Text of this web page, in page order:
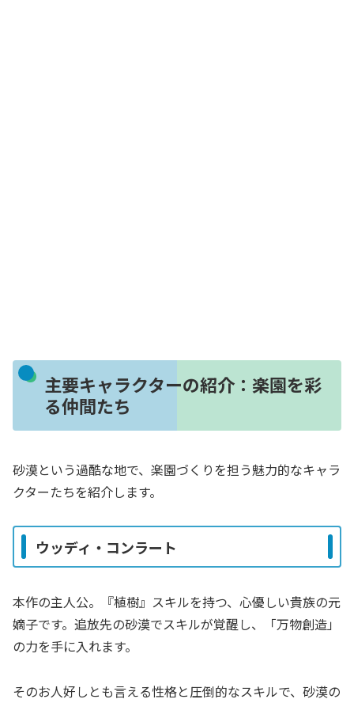
主要キャラクターの紹介：楽園を彩
る仲間たち
砂漠という過酷な地で、楽園づくりを担う魅力的なキャラ
クターたちを紹介します。
ウッディ・コンラート
本作の主人公。『植樹』スキルを持つ、心優しい貴族の元
嫡子です。追放先の砂漠でスキルが覚醒し、「万物創造」
の力を手に入れます。
そのお人好しとも言える性格と圧倒的なスキルで、砂漠の